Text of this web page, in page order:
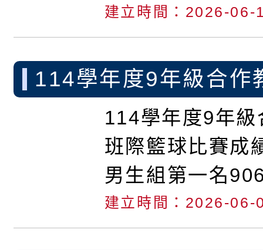
彤 榮獲~入選。黃雅
。★716吳恩希 榮獲
靖婷老師指導 。
文 榮獲~入選。 劉明
作。邱秀祝老師
★711魏瑀彤榮
雅芬老師指導
希榮獲~入選。
指導。★801王
入選。劉明基老
建立時間：2026-06-
114學年度9年級合作
際球類比賽成績
114學年度9年
班際籃球比賽成
男生組第一名
903第三名916
第一名909第二
建立時間：2026-06-